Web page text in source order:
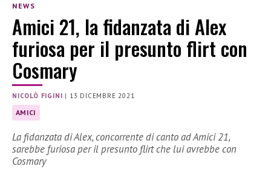
NEWS
Amici 21, la fidanzata di Alex
furiosa per il presunto flirt con
Cosmary
NICOLÒ FIGINI | 13 DICEMBRE 2021
AMICI
La fidanzata di Alex, concorrente di canto ad Amici 21,
sarebbe furiosa per il presunto flirt che lui avrebbe con
Cosmary